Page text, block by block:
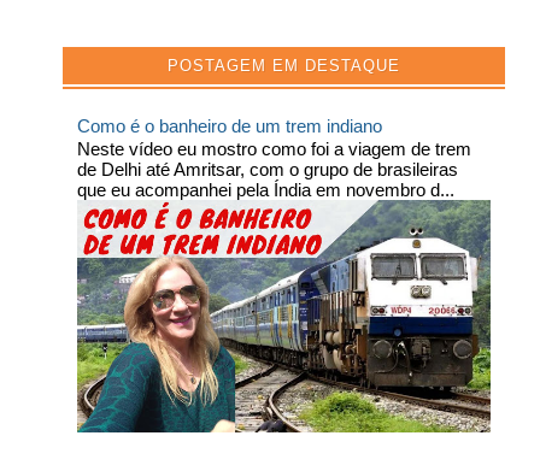
POSTAGEM EM DESTAQUE
Como é o banheiro de um trem indiano
Neste vídeo eu mostro como foi a viagem de trem
de Delhi até Amritsar, com o grupo de brasileiras
que eu acompanhei pela Índia em novembro d...